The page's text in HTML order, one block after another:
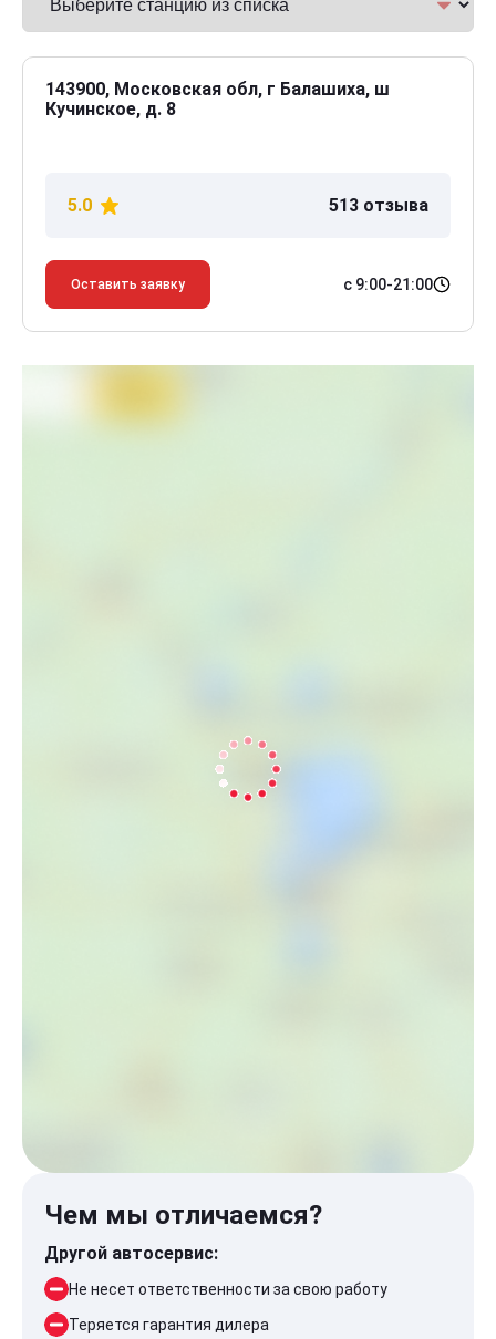
143900, Московская обл, г Балашиха, ш
Кучинское, д. 8
5.0 513 отзыва
Оставить заявку с 9:00-21:00
Чем мы отличаемся?
Другой автосервис:
Не несет ответственности за свою работу
Теряется гарантия дилера